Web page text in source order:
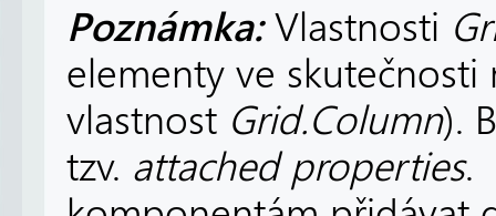
Poznámka:Vlastnosti
elementy ve
vlastnost Grid.Column).
tzv. attached properties.